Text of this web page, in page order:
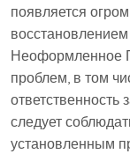
появляется
Неоформленное
проблем, в том
ответственность
следует
установленным